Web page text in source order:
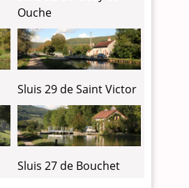
Ouche
Sluis 29 de Saint Victor
Sluis 27 de Bouchet